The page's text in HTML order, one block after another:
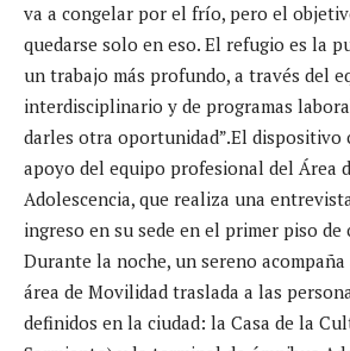
va a congelar por el frío, pero el
quedarse solo en eso. El refugio es la
un trabajo más profundo, a través del
interdisciplinario y de programas
darles otra oportunidad”.El dispositivo
apoyo del equipo profesional del Área
Adolescencia, que realiza una
ingreso en su sede en el primer piso de
Durante la noche, un sereno
área de Movilidad traslada a las
definidos en la ciudad: la Casa de la